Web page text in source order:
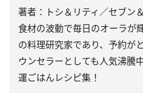
著者：トシ＆リティ／セブン
食材の波動で毎日のオーラ
の料理研究家であり、予約が
ウンセラーとしても人気沸騰
運ごはんレシピ集！